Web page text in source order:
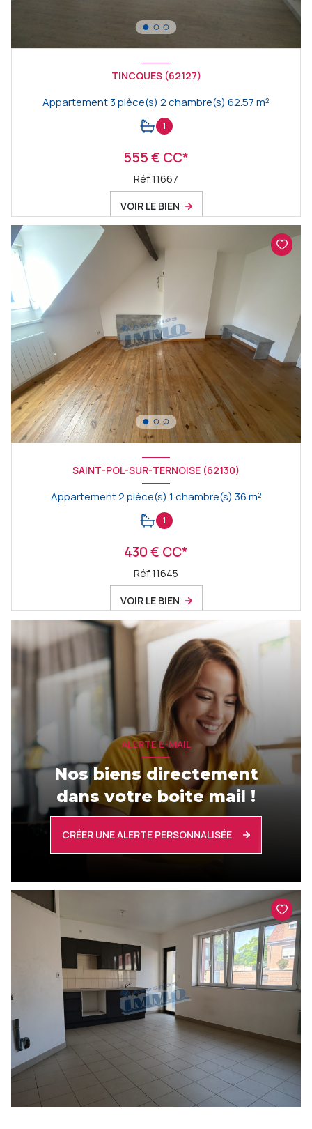
TINCQUES (62127)
Appartement 3 pièce(s) 2 chambre(s) 62.57 m²
1
555 € CC*
Réf 11667
VOIR LE BIEN
SAINT-POL-SUR-TERNOISE (62130)
Appartement 2 pièce(s) 1 chambre(s) 36 m²
1
430 € CC*
Réf 11645
VOIR LE BIEN
ALERTE E-MAIL
Nos biens directement
dans votre boite mail !
CRÉER UNE ALERTE PERSONNALISÉE